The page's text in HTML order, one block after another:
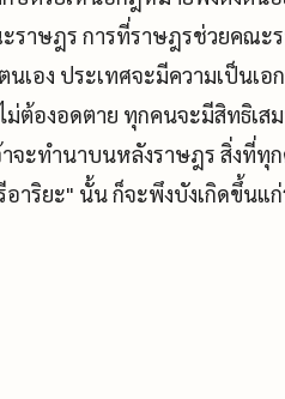
ราษฎร การที่ราษฎรช่วยคณะ
เอง ประเทศจะมีความเป็นเ
ต้องอดตาย ทุกคนจะมีสิทธิเส
จะทำนาบนหลังราษฎร สิ่งที่ทุ
อาริยะ" นั้น ก็จะพึงบังเกิดขึ้น